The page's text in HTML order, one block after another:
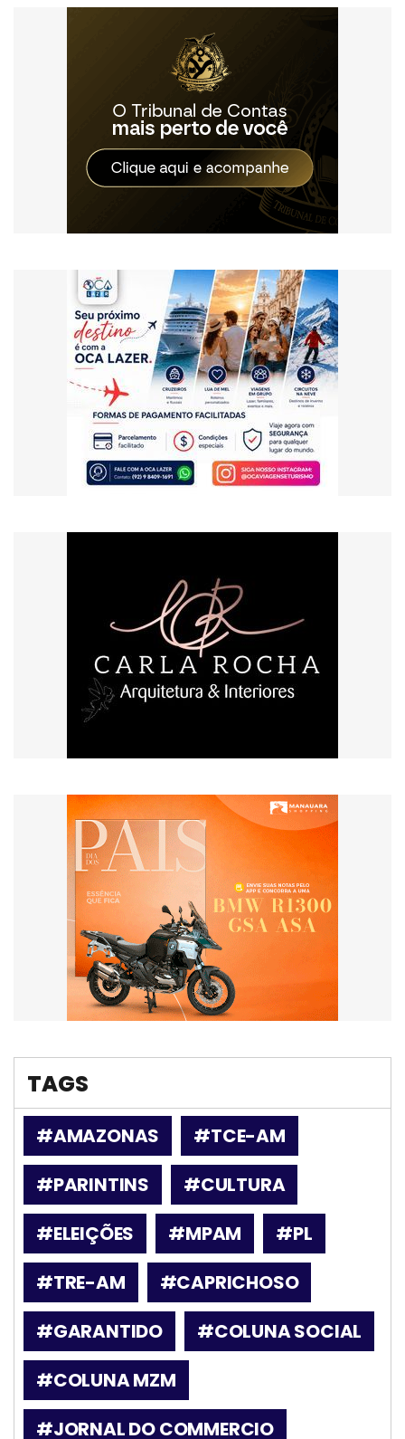
TAGS
#AMAZONAS
#TCE-AM
#PARINTINS
#CULTURA
#ELEIÇÕES
#MPAM
#PL
#TRE-AM
#CAPRICHOSO
#GARANTIDO
#COLUNA SOCIAL
#COLUNA MZM
#JORNAL DO COMMERCIO